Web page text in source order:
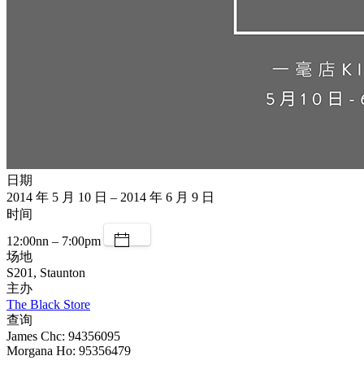
日期
2014 年 5 月 10 日 – 2014 年 6 月 9 日
时间
12:00nn – 7:00pm
场地
S201, Staunton
主办
The Black Store
查询
James Chc: 94356095
Morgana Ho: 95356479